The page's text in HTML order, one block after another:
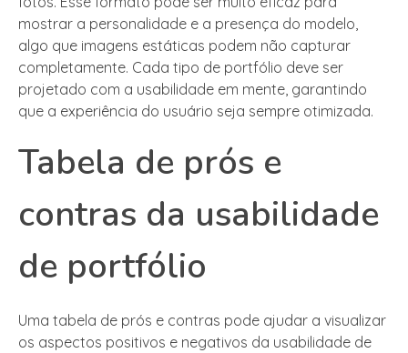
mostrar a personalidade e a presença do modelo,
algo que imagens estáticas podem não capturar
completamente. Cada tipo de portfólio deve ser
projetado com a usabilidade em mente, garantindo
que a experiência do usuário seja sempre otimizada.
Tabela de prós e
contras da usabilidade
de portfólio
Uma tabela de prós e contras pode ajudar a visualizar
os aspectos positivos e negativos da usabilidade de